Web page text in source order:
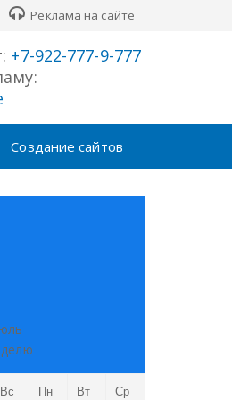
Реклама на сайте
+7-922-777-9-777
Создание сайтов
Вс Пн Вт Ср